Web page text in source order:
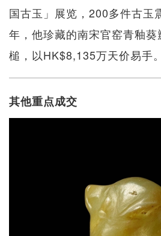
国古玉」展览，200多件古玉
年，他珍藏的南宋官窑青釉
槌，以HK$8,135万天价易手。
其他重点成交